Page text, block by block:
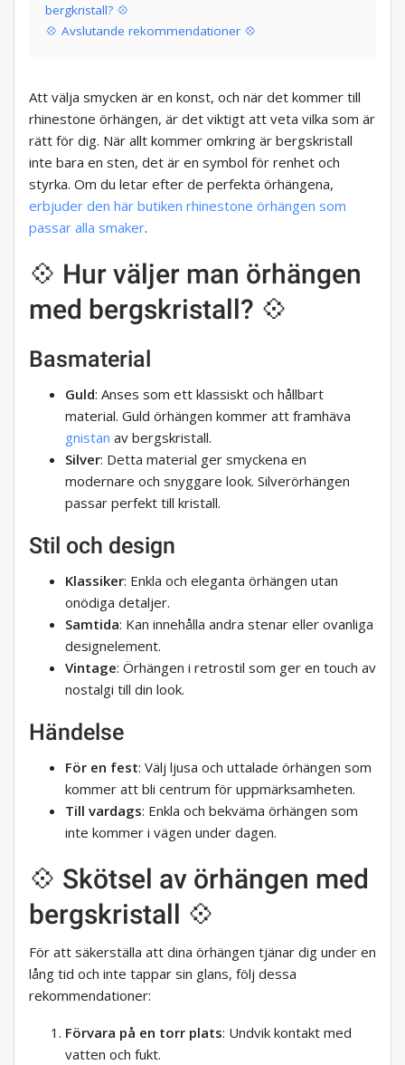
bergkristall? 💠
💠 Avslutande rekommendationer 💠
Att välja smycken är en konst, och när det kommer till
rhinestone örhängen, är det viktigt att veta vilka som är
rätt för dig. När allt kommer omkring är bergskristall
inte bara en sten, det är en symbol för renhet och
styrka. Om du letar efter de perfekta örhängena,
erbjuder den här butiken rhinestone örhängen som
passar alla smaker.
💠 Hur väljer man örhängen
med bergskristall? 💠
Basmaterial
Guld: Anses som ett klassiskt och hållbart
material. Guld örhängen kommer att framhäva
gnistan av bergskristall.
Silver: Detta material ger smyckena en
modernare och snyggare look. Silverörhängen
passar perfekt till kristall.
Stil och design
Klassiker: Enkla och eleganta örhängen utan
onödiga detaljer.
Samtida: Kan innehålla andra stenar eller ovanliga
designelement.
Vintage: Örhängen i retrostil som ger en touch av
nostalgi till din look.
Händelse
För en fest: Välj ljusa och uttalade örhängen som
kommer att bli centrum för uppmärksamheten.
Till vardags: Enkla och bekväma örhängen som
inte kommer i vägen under dagen.
💠 Skötsel av örhängen med
bergskristall 💠
För att säkerställa att dina örhängen tjänar dig under en
lång tid och inte tappar sin glans, följ dessa
rekommendationer:
Förvara på en torr plats: Undvik kontakt med
vatten och fukt.